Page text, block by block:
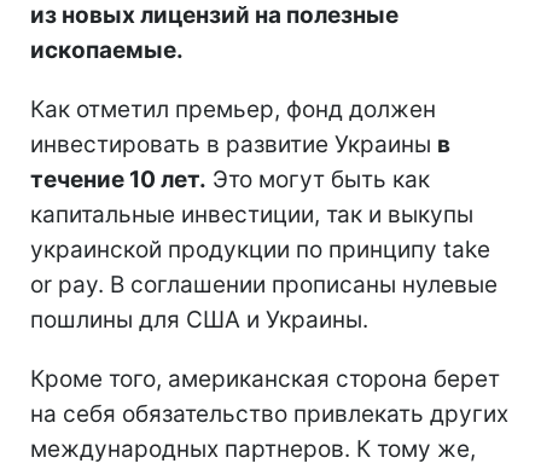
из новых лицензий на полезные
ископаемые.
Как отметил премьер, фонд должен
инвестировать в развитие Украины в
течение 10 лет. Это могут быть как
капитальные инвестиции, так и выкупы
украинской продукции по принципу take
or pay. В соглашении прописаны нулевые
пошлины для США и Украины.
Кроме того, американская сторона берет
на себя обязательство привлекать других
международных партнеров. К тому же,